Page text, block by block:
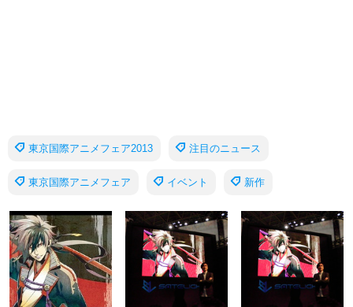
東京国際アニメフェア2013 注目のニュース
東京国際アニメフェア イベント 新作